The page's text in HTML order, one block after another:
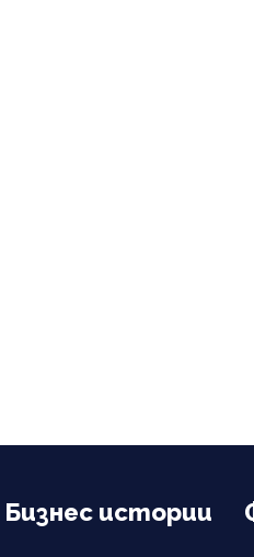
Бизнес истории